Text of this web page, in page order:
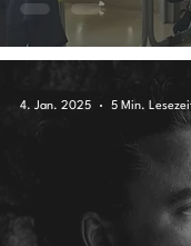
4. Jan. 2025 5 Min.